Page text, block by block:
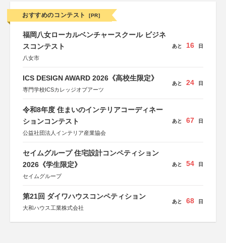
おすすめのコンテスト [PR]
福岡八女ローカルベンチャースクール ビジネ
スコンテスト
八女市
あと 16 日
ICS DESIGN AWARD 2026《高校生限定》
専門学校ICSカレッジオブアーツ
あと 24 日
令和8年度 住まいのインテリアコーディネー
ションコンテスト
公益社団法人インテリア産業協会
あと 67 日
セイムグループ 住宅設計コンペティション
2026《学生限定》
セイムグループ
あと 54 日
第21回 ダイワハウスコンペティション
大和ハウス工業株式会社
あと 68 日